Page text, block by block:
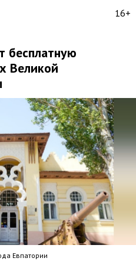
16+
бесплатную
Великой
Евпатории